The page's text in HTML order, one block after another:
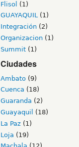
Flisol (1)
GUAYAQUIL(1)
Integración (2)
Organizacion (1)
Summit (1)
Ciudades
Ambato (9)
Cuenca (18)
Guaranda (2)
Guayaquil
(18)
La Paz (1)
Loja (19)